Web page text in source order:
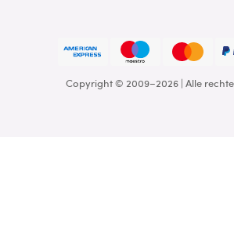
Copyright © 2009–2026 | Alle